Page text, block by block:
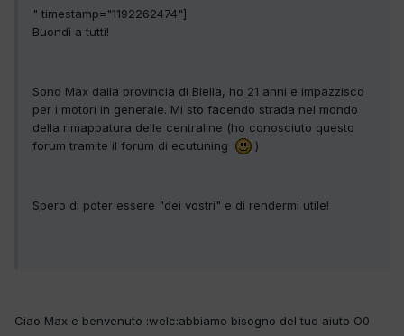
" timestamp="1192262474"]
Buondì a tutti!
Sono Max dalla provincia di Biella, ho 21 anni e impazzisco
per i motori in generale. Mi sto facendo strada nel mondo
della rimappatura delle centraline (ho conosciuto questo
forum tramite il forum di ecutuning
)
Spero di poter essere "dei vostri" e di rendermi utile!
Ciao Max e benvenuto :welc:abbiamo bisogno del tuo aiuto O0